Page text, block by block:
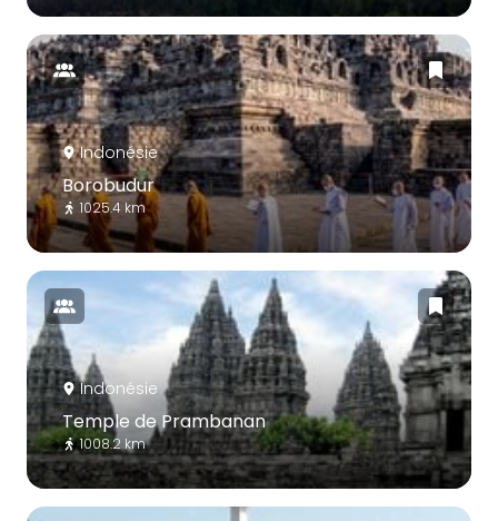
Indonésie
Borobudur
1025.4 km
Indonésie
Temple de Prambanan
1008.2 km